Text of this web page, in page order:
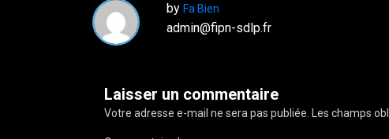
by Fa Bien
admin@fipn-sdlp.fr
Laisser un commentaire
Votre adresse e-mail ne sera pas publiée. Les champs